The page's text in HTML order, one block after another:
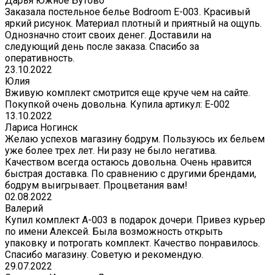
Заказала постельное белье Bodroom E-003. Красивый
яркий рисунок. Материал плотный и приятный на ощупь.
Однозначно стоит своих денег. Доставили на
следующий день после заказа. Спасибо за
оперативность.
23.10.2022
Юлия
Вживую комплект смотрится еще круче чем на сайте.
Покупкой очень довольна. Купила артикул: E-002
13.10.2022
Лариса Ногинск
Желаю успехов магазину бодрум. Пользуюсь их бельем
уже более трех лет. Ни разу не было негатива.
Качеством всегда остаюсь довольна. Очень нравится
быстрая доставка. По сравнению с другими брендами,
бодрум выигрывает. Процветания вам!
02.08.2022
Валерий
Купил комплект A-003 в подарок дочери. Привез курьер
по имени Алексей. Была возможность открыть
упаковку и потрогать комплект. Качество понравилось.
Спасибо магазину. Советую и рекомендую.
29.07.2022